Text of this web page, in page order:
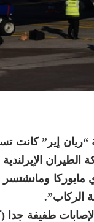
إير” كانت
الطيران
الركاب”.
طفيفة جدا